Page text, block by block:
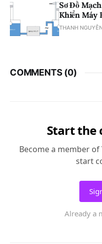
Sơ Đồ
Khiển Máy
THANH
COMMENTS (0)